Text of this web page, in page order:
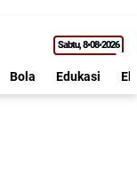
Sabtu 8•08•2026
Bola Edukasi